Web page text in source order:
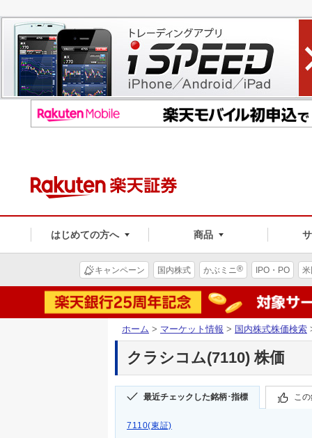
はじめての方へ 商品
キャンペーン 国内株式 かぶミニ® IPO・PO
ホーム > マーケット情報 > 国内株式株価検索
クラシコム(7110) 株価
最近チェックした銘柄･指標 こ
7110(東証)